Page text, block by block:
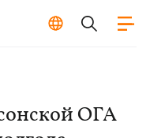
ОГА